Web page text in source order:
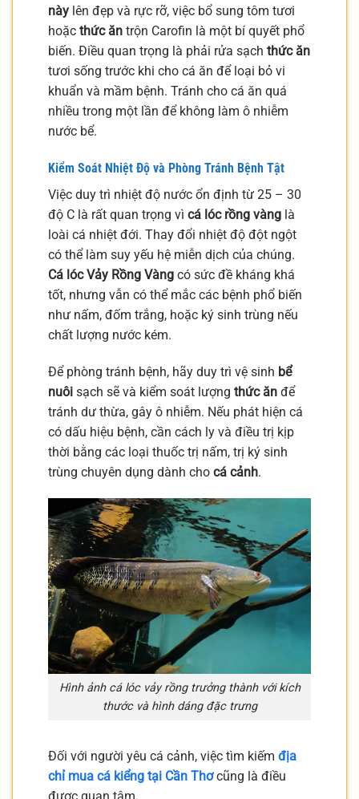
này lên đẹp và rực rỡ, việc bổ sung tôm tươi
hoặc thức ăn trộn Carofin là một bí quyết phổ
biến. Điều quan trọng là phải rửa sạch thức ăn
tươi sống trước khi cho cá ăn để loại bỏ vi
khuẩn và mầm bệnh. Tránh cho cá ăn quá
nhiều trong một lần để không làm ô nhiễm
nước bể.
Kiểm Soát Nhiệt Độ và Phòng Tránh Bệnh Tật
Việc duy trì nhiệt độ nước ổn định từ 25 – 30
độ C là rất quan trọng vì cá lóc rồng vàng là
loài cá nhiệt đới. Thay đổi nhiệt độ đột ngột
có thể làm suy yếu hệ miễn dịch của chúng.
Cá lóc Vảy Rồng Vàng có sức đề kháng khá
tốt, nhưng vẫn có thể mắc các bệnh phổ biến
như nấm, đốm trắng, hoặc ký sinh trùng nếu
chất lượng nước kém.
Để phòng tránh bệnh, hãy duy trì vệ sinh bể
nuôi sạch sẽ và kiểm soát lượng thức ăn để
tránh dư thừa, gây ô nhiễm. Nếu phát hiện cá
có dấu hiệu bệnh, cần cách ly và điều trị kịp
thời bằng các loại thuốc trị nấm, trị ký sinh
trùng chuyên dụng dành cho cá cảnh.
Hình ảnh cá lóc vảy rồng trưởng thành với kích
thước và hình dáng đặc trưng
Đối với người yêu cá cảnh, việc tìm kiếm địa
chỉ mua cá kiểng tại Cần Thơcũng là điều
được quan tâm.